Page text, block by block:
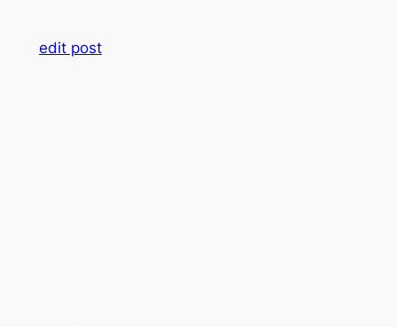
edit post